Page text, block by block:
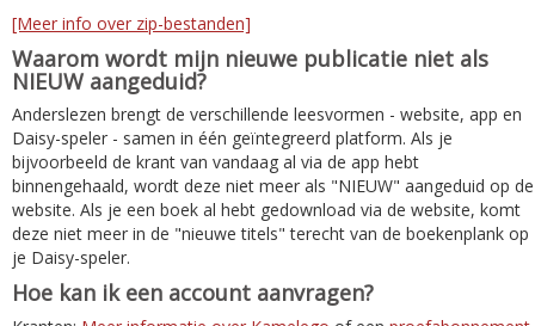
[Meer info over zip-bestanden]
Waarom wordt mijn nieuwe publicatie niet als
NIEUW aangeduid?
Anderslezen brengt de verschillende leesvormen - website, app en
Daisy-speler - samen in één geïntegreerd platform. Als je
bijvoorbeeld de krant van vandaag al via de app hebt
binnengehaald, wordt deze niet meer als "NIEUW" aangeduid op de
website. Als je een boek al hebt gedownload via de website, komt
deze niet meer in de "nieuwe titels" terecht van de boekenplank op
je Daisy-speler.
Hoe kan ik een account aanvragen?